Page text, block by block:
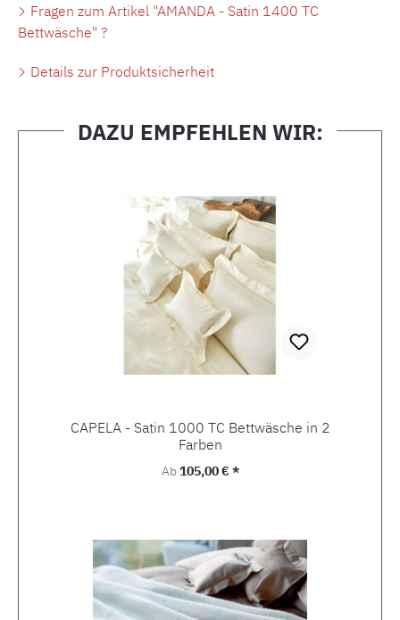
Fragen zum Artikel "AMANDA - Satin 1400 TC
Bettwäsche" ?
Details zur Produktsicherheit
DAZU EMPFEHLEN WIR:
CAPELA - Satin 1000 TC Bettwäsche in 2
Farben
Regulärer Preis:
Ab105,00 € *